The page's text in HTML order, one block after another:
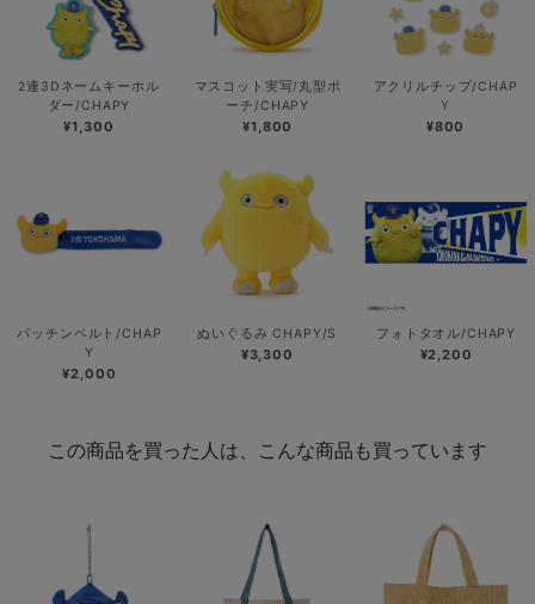
2連3Dネームキーホル
ダー/CHAPY
¥1,300
マスコット実写/丸型ポ
ーチ/CHAPY
¥1,800
アクリルチップ/CHAP
Y
¥800
パッチンベルト/CHAP
Y
¥2,000
ぬいぐるみ CHAPY/S
¥3,300
フォトタオル/CHAPY
¥2,200
この商品を買った人は、こんな商品も買っています